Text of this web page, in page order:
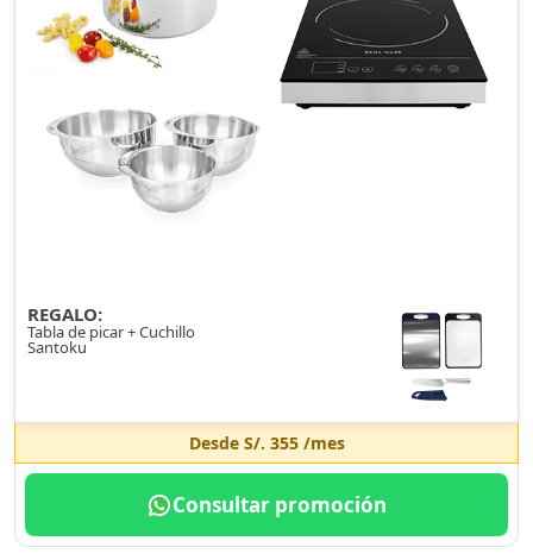
REGALO:
Tabla de picar + Cuchillo
Santoku
Desde S/. 355/mes
Consultar promoción